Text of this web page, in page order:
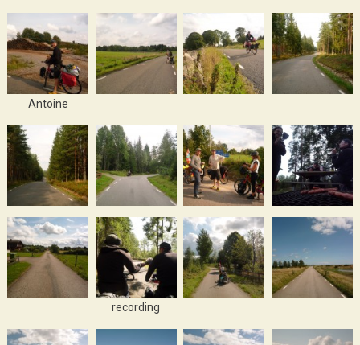
Antoine
recording